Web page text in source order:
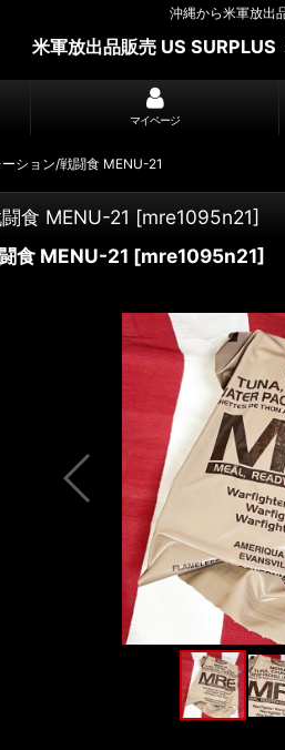
沖縄から米軍放出
米軍放出品販売 US
マイページ
ション/戦闘食 MENU-21
食 MENU-21 [mre1095n21]
食 MENU-21 [mre1095n21]